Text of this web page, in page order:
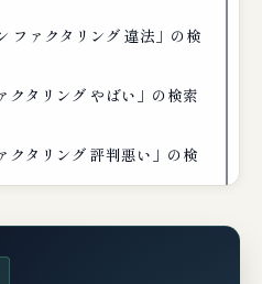
ファクタリング 違法」の検
クタリング やばい」の検索
クタリング 評判悪い」の検